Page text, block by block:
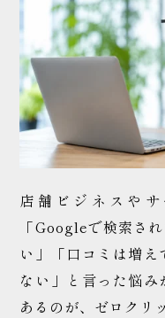
ブログ
WEB制
ご相
店舗ビジネスや
「Googleで検索さ
い」「口コミは増
ない」と言った悩
あるのが、ゼロクリ